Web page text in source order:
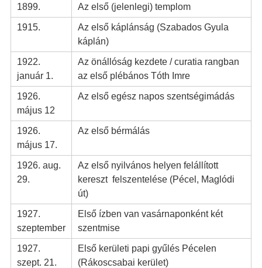
1899. Az első (jelenlegi) templom
1915.
Az első káplánság (Szabados Gyula
káplán)
1922.
január 1.
Az önállóság kezdete / curatia rangban
az első plébános Tóth Imre
1926.
május 12
Az első egész napos szentségimádás
1926.
május 17.
Az első bérmálás
1926. aug.
29.
Az első nyilvános helyen felállított
kereszt felszentelése (Pécel, Maglódi
út)
1927.
szeptember
Első ízben van vasárnaponként két
szentmise
1927.
szept. 21.
Első kerületi papi gyűlés Pécelen
(Rákoscsabai kerület)